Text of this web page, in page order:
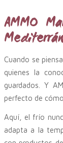
AMMO
Cuando se
quienes la
guardados. Y
perfecto de
Aquí, el frío
adapta a la